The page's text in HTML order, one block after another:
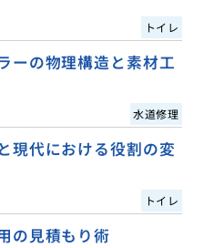
トイレ
ーの物理構造と素材工
水道修理
現代における役割の変
トイレ
の見積もり術